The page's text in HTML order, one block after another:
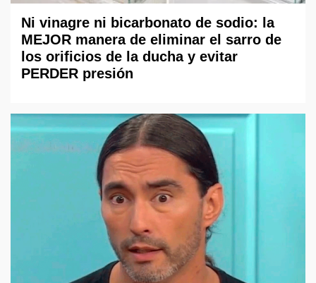
Ni vinagre ni bicarbonato de sodio: la
MEJOR manera de eliminar el sarro de
los orificios de la ducha y evitar
PERDER presión